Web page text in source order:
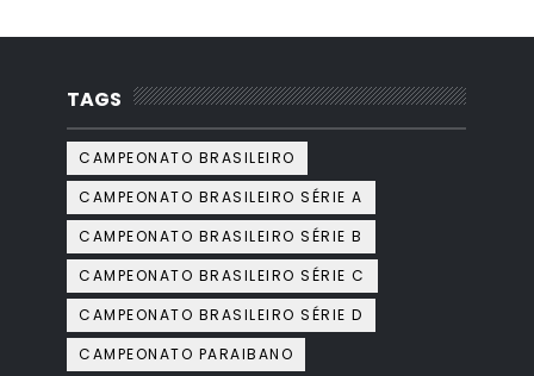
TAGS
CAMPEONATO BRASILEIRO
CAMPEONATO BRASILEIRO SÉRIE A
CAMPEONATO BRASILEIRO SÉRIE B
CAMPEONATO BRASILEIRO SÉRIE C
CAMPEONATO BRASILEIRO SÉRIE D
CAMPEONATO PARAIBANO